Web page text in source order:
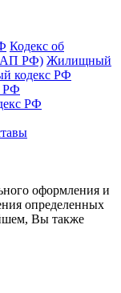
Кодекс об
РФ) Жилищный
кодекс РФ
РФ
РФ
оформления и
определенных
Вы также